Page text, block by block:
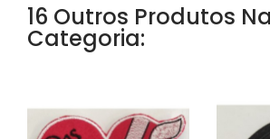
16 Outros Produtos
Categoria: